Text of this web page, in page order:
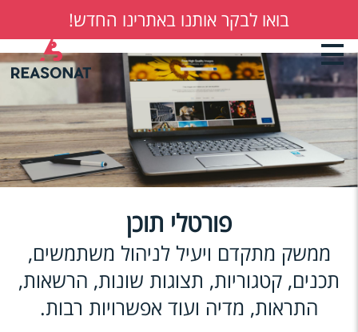
דילוג
לתוכן
העיקרי
בואו לבקר אותנו באתרינו החדש!
Back
to
top
פורטלי תוכן
ממשק מתקדם ויעיל לניהול משתמשים,
תכנים, קטגוריות, תצוגות שונות, הרשאות,
התראות, מדיה ועוד אפשרויות רבות.